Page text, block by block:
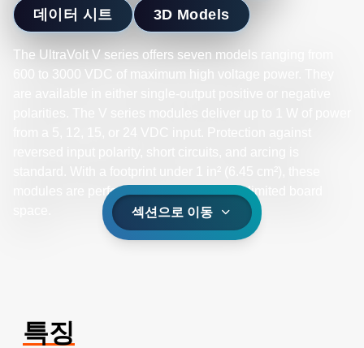
데이터 시트 3D Models
The UltraVolt V series offers seven models ranging from
600 to 3000 VDC of maximum high voltage power. They
modules are perfect for applications with limited board
섹션으로 이동
특징